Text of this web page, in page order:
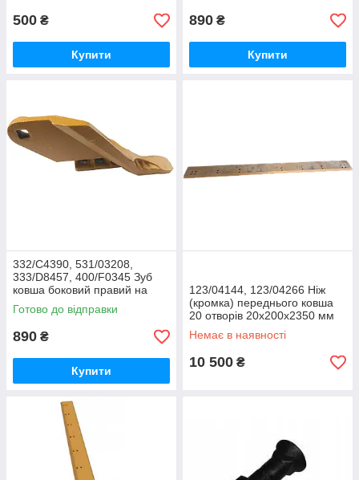
500 ₴
Купити
890 ₴
Купити
332/C4390, 531/03208,
333/D8457, 400/F0345 Зуб
ковша боковий правий на
JCB 3CX, 4CX
Готово до відправки
890 ₴
Купити
123/04144, 123/04266 Ніж
(кромка) переднього ковша
20 отворів 20x200x2350 мм
для JCB 3CX, 3CX Super, 4CX
Немає в наявності
10 500 ₴